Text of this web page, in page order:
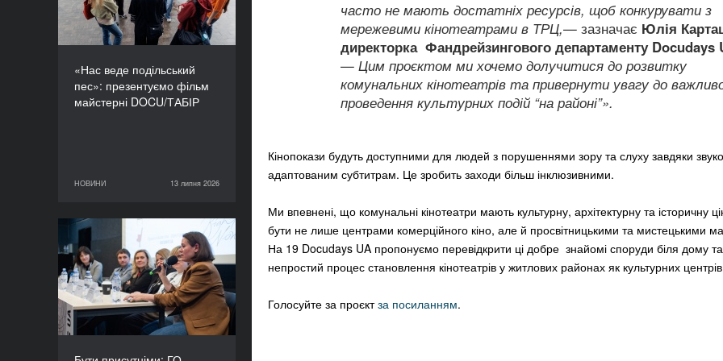
часто не мають достатніх ресурсів, щоб конкурувати з
мережевими кінотеатрами в ТРЦ,— зазначає Юлія
директорка Фандрейзингового департаменту Docudays
— Цим проєктом ми хочемо долучитися до розвитку
комунальних кінотеатрів та привернути увагу до
проведення культурних подій “на районі”».
Кінопокази будуть доступними для людей з порушеннями зору та слуху завдяки
адаптованим субтитрам. Це зробить заходи більш інклюзивними.
Ми впевнені, що комунальні кінотеатри мають культурну, архітектурну та історичну
бути не лише центрами комерційного кіно, але й просвітницькими та мистецькими
На 19 Docudays UA пропонуємо перевідкрити ці добре знайомі споруди біля дому
непростий процес становлення кінотеатрів у житлових районах як культурних
Голосуйте за проєктза посиланням.
«Нас веде подільський
пес»: презентуємо фільм
майстерні DOCU/ТАБІР
НОВИНИ 13 липня 2026
НОВИНИ
13 липня 2026
Бути присутніми: ГО
«Докудейз» розпочинає
інформаційну кампанію
про людей в окупації